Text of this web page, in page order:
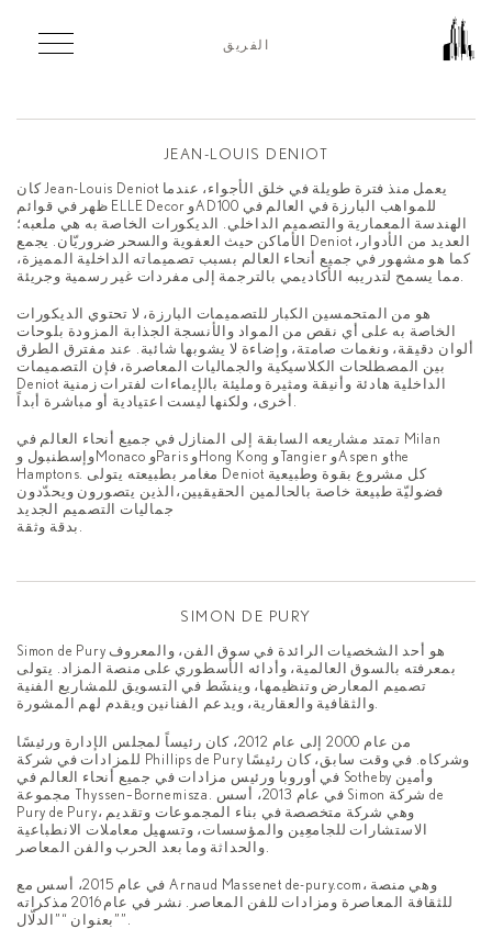
الفريق
JEAN-LOUIS DENIOT
كان Jean-Louis Deniot يعمل منذ فترة طويلة في خلق الأجواء، عندما
ظهر في قوائم ELLE Decor وAD100 للمواهب البارزة في العالم في
الهندسة المعمارية والتصميم الداخلي. الديكورات الخاصة به هي ملعبه؛
الأماكن حيث العفوية والسحر ضروريّان. يجمع Deniot العديد من الأدوار،
كما هو مشهور في جميع أنحاء العالم بسبب تصميماته الداخلية المميزة،
مما يسمح لتدريبه الأكاديمي بالترجمة إلى مفردات غير رسمية وجريئة.
هو من المتحمسين الكبار للتصميمات البارزة، لا تحتوي الديكورات
الخاصة به على أي نقص من المواد والأنسجة الجذابة المزودة بلوحات
ألوان دقيقة، ونغمات صامتة، وإضاءة لا يشوبها شائبة. عند مفترق الطرق
بين المصطلحات الكلاسيكية والجماليات المعاصرة، فإن التصميمات
Deniot الداخلية هادئة وأنيقة ومثيرة ومليئة بالإيماءات لفترات زمنية
أخرى، ولكنها ليست اعتيادية أو مباشرة أبداً.
تمتد مشاريعه السابقة إلى المنازل في جميع أنحاء العالم في Milan
وإسطنبول وMonaco وParis وHong Kong وTangier وAspen وthe
Hamptons. مغامر بطبيعته يتولى Deniot كل مشروع بقوة وطبيعية
فضوليّة طبيعة خاصة بالحالمين الحقيقيين،الذين يتصورون ويحدّدون
جماليات التصميم الجديد
بدقة وثقة.
SIMON DE PURY
Simon de Pury هو أحد الشخصيات الرائدة في سوق الفن، والمعروف
بمعرفته بالسوق العالمية، وأدائه الأسطوري على منصة المزاد. يتولى
تصميم المعارض وتنظيمها، وينشَط في التسويق للمشاريع الفنية
والثقافية والعقارية، ويدعم الفنانين ويقدم لهم المشورة.
من عام 2000 إلى عام 2012، كان رئيساً لمجلس الإدارة ورئيسًا
للمزادات في شركة Phillips de Pury وشركاه. في وقت سابق، كان رئيسًا
في أوروبا ورئيس مزادات في جميع أنحاء العالم في Sotheby وأمين
مجموعة Thyssen–Bornemisza. في عام 2013، أسس Simon شركة de
Pury de Pury، وهي شركة متخصصة في بناء المجموعات وتقديم
الاستشارات للجامعِين والمؤسسات، وتسهيل معاملات الانطباعية
في عام 2015، أسس مع Arnaud Massenet de-pury.com، وهي منصة
للثقافة المعاصرة ومزادات للفن المعاصر. نشر في عام 2016 مذكراته
بعنوان “”الدلّال””.